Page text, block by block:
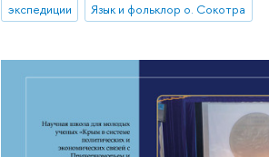
экспедиции
Язык и фольклор о. Сокотра